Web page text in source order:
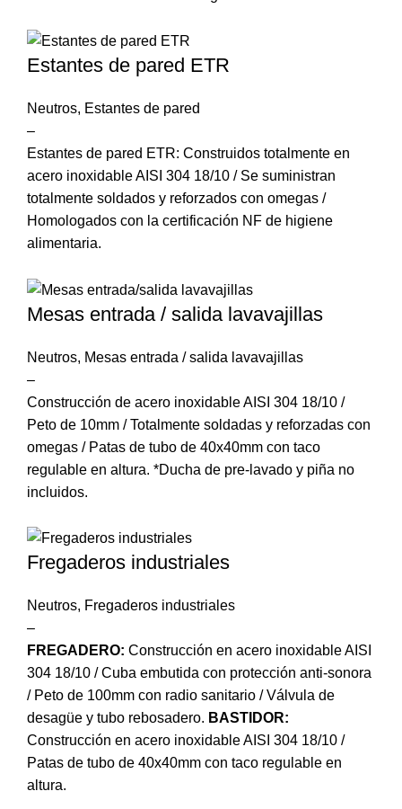
Estantes de pared ETR
Neutros, Estantes de pared
–
Estantes de pared ETR: Construidos totalmente en
acero inoxidable AISI 304 18/10 / Se suministran
totalmente soldados y reforzados con omegas /
Homologados con la certificación NF de higiene
alimentaria.
Mesas entrada / salida lavavajillas
Neutros, Mesas entrada / salida lavavajillas
–
Construcción de acero inoxidable AISI 304 18/10 /
Peto de 10mm / Totalmente soldadas y reforzadas con
omegas / Patas de tubo de 40x40mm con taco
regulable en altura. *Ducha de pre-lavado y piña no
incluidos.
Fregaderos industriales
Neutros, Fregaderos industriales
–
FREGADERO: Construcción en acero inoxidable AISI
304 18/10 / Cuba embutida con protección anti-sonora
/ Peto de 100mm con radio sanitario / Válvula de
desagüe y tubo rebosadero. BASTIDOR:
Construcción en acero inoxidable AISI 304 18/10 /
Patas de tubo de 40x40mm con taco regulable en
altura.